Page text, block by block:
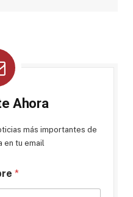
Ahora
más importantes de
en tu email
*